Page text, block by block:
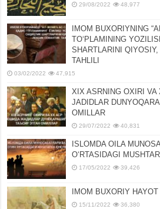
29/08/2022 48,977
IMOM BUXORIYNING
TOʻPLAMINING
SHARTLARINI
TAHLILI
03/02/2022 47,915
XIX ASRNING OXIRI VA
JADIDLAR
OMILLAR
29/07/2022 40,831
ISLOMDA OILA
OʻRTASIDAGI
17/05/2022 39,426
IMOM BUXORIY
15/11/2022 36,380